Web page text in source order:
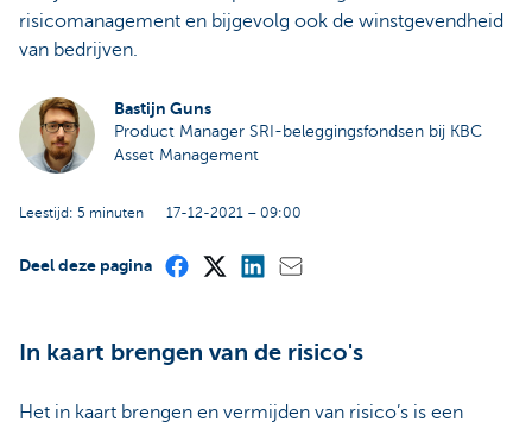
risicomanagement en bijgevolg ook de winstgevendheid
van bedrijven.
Bastijn Guns
Product Manager SRI-beleggingsfondsen bij KBC
Asset Management
Leestijd: 5 minuten 17-12-2021 – 09:00
Deel deze pagina
In kaart brengen van de risico's
Het in kaart brengen en vermijden van risico’s is een